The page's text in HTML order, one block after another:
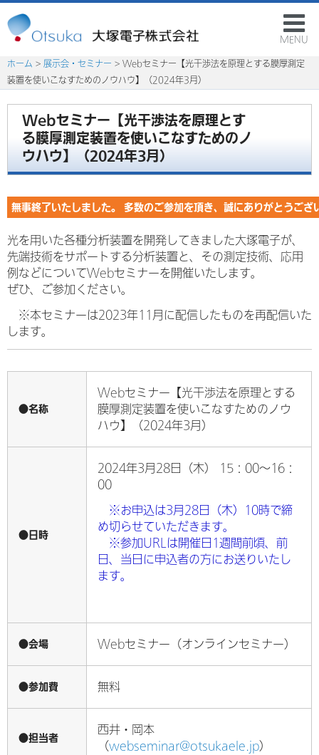
MENU
ホーム > 展示会・セミナー > Webセミナー【光干渉法を原理とする膜厚測定
装置を使いこなすためのノウハウ】（2024年3月）
Webセミナー【光干渉法を原理とす
る膜厚測定装置を使いこなすためのノ
ウハウ】（2024年3月）
無事終了いたしました。 多数のご参加を頂き、誠にありがとうござ
光を用いた各種分析装置を開発してきました大塚電子が、
先端技術をサポートする分析装置と、その測定技術、応用
例などについてWebセミナーを開催いたします。
ぜひ、ご参加ください。
※本セミナーは2023年11月に配信したものを再配信いた
します。
●名称
Webセミナー【光干渉法を原理とする
膜厚測定装置を使いこなすためのノウ
ハウ】（2024年3月）
●日時
2024年3月28日（木） 15：00～16：
00
※お申込は3月28日（木）10時で締
め切らせていただきます。
※参加URLは開催日1週間前頃、前
日、当日に申込者の方にお送りいたし
ます。
●会場 Webセミナー（オンラインセミナー）
●参加費 無料
●担当者
西井・岡本
（webseminar@otsukaele.jp）